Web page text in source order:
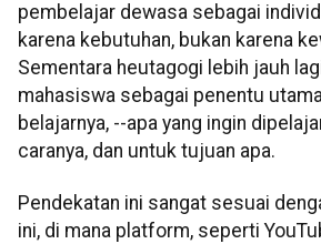
pembelajar dewasa sebagai
karena kebutuhan, bukan karena
Sementara heutagogi lebih jauh
mahasiswa sebagai penentu
belajarnya, --apa yang ingin
caranya, dan untuk tujuan apa.
Pendekatan ini sangat sesuai
ini, di mana platform, seperti